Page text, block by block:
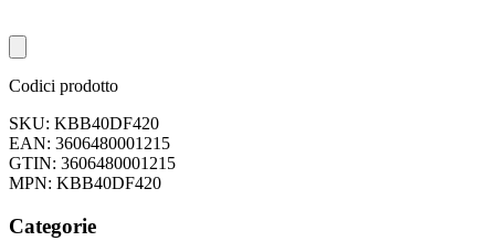
Codici prodotto
SKU: KBB40DF420
EAN: 3606480001215
GTIN: 3606480001215
MPN: KBB40DF420
Categorie